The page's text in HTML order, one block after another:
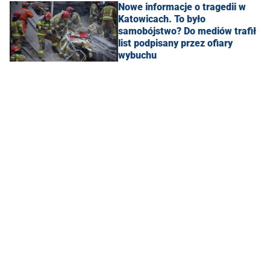
Nowe informacje o tragedii w
Katowicach. To było
samobójstwo? Do mediów trafił
list podpisany przez ofiary
wybuchu